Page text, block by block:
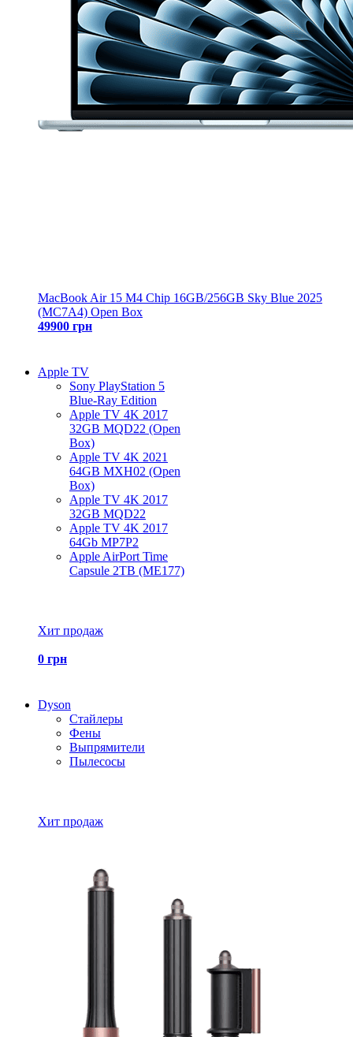
MacBook Air 15 M4 Chip 16GB/256GB Sky Blue 2025
(MC7A4) Open Box
49900 грн
Apple TV
Sony PlayStation 5
Blue-Ray Edition
Apple TV 4K 2017
32GB MQD22 (Open
Box)
Apple TV 4K 2021
64GB MXH02 (Open
Box)
Apple TV 4K 2017
32GB MQD22
Apple TV 4K 2017
64Gb MP7P2
Apple AirPort Time
Capsule 2TB (ME177)
Хит продаж
0 грн
Dyson
Стайлеры
Фены
Выпрямители
Пылесосы
Хит продаж